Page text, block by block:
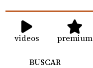
videos premium
BUSCAR